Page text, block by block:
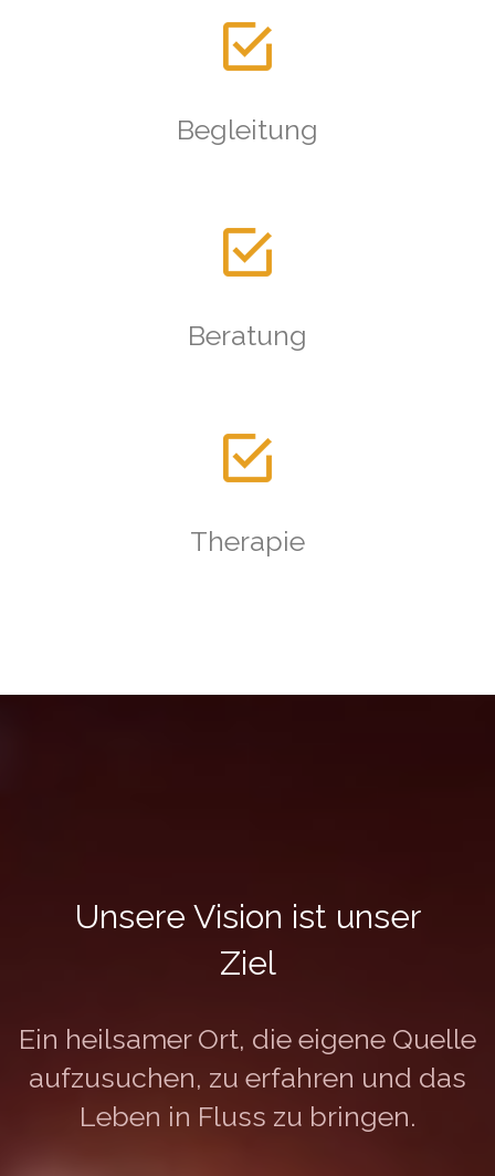
Begleitung
Beratung
Therapie
Unsere Vision ist unser
Ziel
Ein heilsamer Ort, die eigene Quelle
aufzusuchen, zu erfahren und das
Leben in Fluss zu bringen.